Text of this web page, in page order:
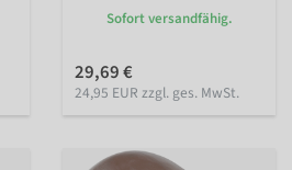
Sofort versandfähig.
29,69 €
24,95 EUR zzgl. ges. MwSt.